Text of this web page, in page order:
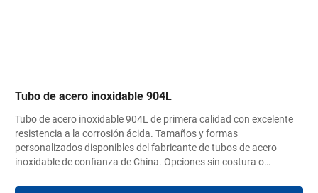
Tubo de acero inoxidable 904L
Tubo de acero inoxidable 904L de primera calidad con excelente
resistencia a la corrosión ácida. Tamaños y formas
personalizados disponibles del fabricante de tubos de acero
inoxidable de confianza de China. Opciones sin costura o